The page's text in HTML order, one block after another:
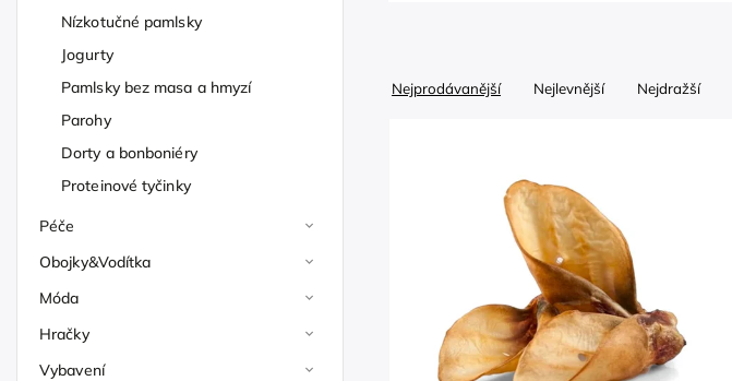
Nízkotučné pamlsky
Jogurty
Pamlsky bez masa a hmyzí
Parohy
Dorty a bonboniéry
Proteinové tyčinky
Péče
Obojky&Vodítka
Móda
Hračky
Vybavení
Nejprodávanější Nejlevnější Nejdražší